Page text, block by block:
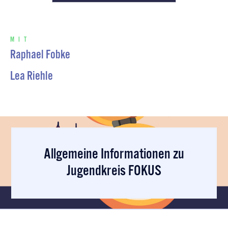
MIT
Raphael Fobke
Lea Riehle
Allgemeine Informationen zu
Jugendkreis FOKUS